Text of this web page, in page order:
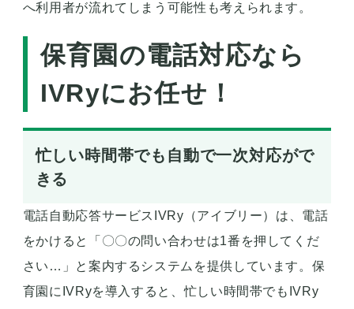
へ利用者が流れてしまう可能性も考えられます。
保育園の電話対応なら
IVRyにお任せ！
忙しい時間帯でも自動で一次対応がで
きる
電話自動応答サービスIVRy（アイブリー）は、電話
をかけると「〇〇の問い合わせは1番を押してくだ
さい…」と案内するシステムを提供しています。保
育園にIVRyを導入すると、忙しい時間帯でもIVRy